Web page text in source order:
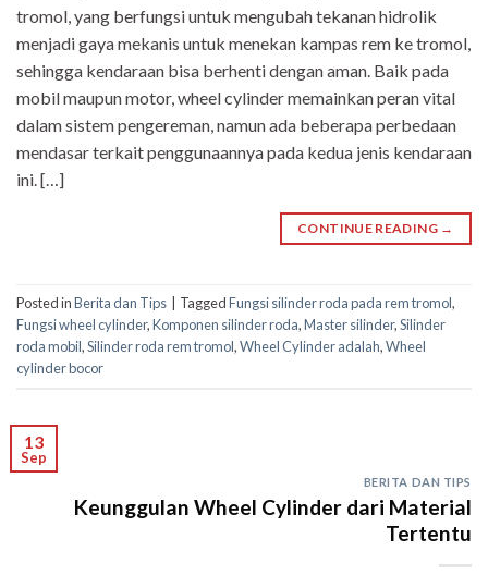
tromol, yang berfungsi untuk mengubah tekanan hidrolik
menjadi gaya mekanis untuk menekan kampas rem ke tromol,
sehingga kendaraan bisa berhenti dengan aman. Baik pada
mobil maupun motor, wheel cylinder memainkan peran vital
dalam sistem pengereman, namun ada beberapa perbedaan
mendasar terkait penggunaannya pada kedua jenis kendaraan
ini. […]
CONTINUE READING →
Posted inBerita dan Tips TaggedFungsi silinder roda pada rem tromol,
Fungsi wheel cylinder,Komponen silinder roda,Master silinder,Silinder
roda mobil,Silinder roda rem tromol,Wheel Cylinder adalah,Wheel
cylinder bocor
13
Sep
BERITA DAN TIPS
Keunggulan Wheel Cylinder dari Material
Tertentu